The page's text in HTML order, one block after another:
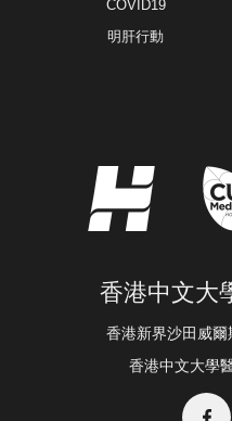
COVID19
明肝行動
香港中文大
香港新界沙田威
香港中文大學